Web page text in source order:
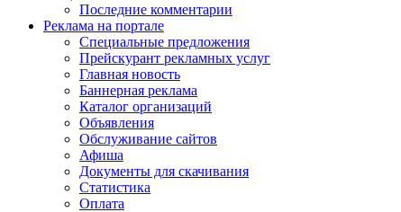
Последние комментарии
Реклама на портале
Специальные предложения
Прейскурант рекламных услуг
Главная новость
Баннерная реклама
Каталог организаций
Объявления
Обслуживание сайтов
Афиша
Документы для скачивания
Статистика
Оплата